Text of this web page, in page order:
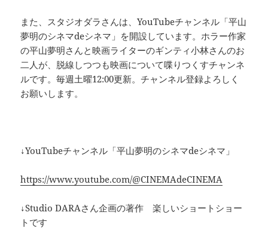
また、スタジオダラさんは、YouTubeチャンネル「平山
夢明のシネマdeシネマ」を開設しています。ホラー作家
の平山夢明さんと映画ライターのギンティ小林さんのお
二人が、脱線しつつも映画について喋りつくすチャンネ
ルです。毎週土曜12:00更新。チャンネル登録よろしく
お願いします。
↓YouTubeチャンネル「平山夢明のシネマdeシネマ」
https://www.youtube.com/@CINEMAdeCINEMA
↓Studio DARAさん企画の著作 楽しいショートショー
トです